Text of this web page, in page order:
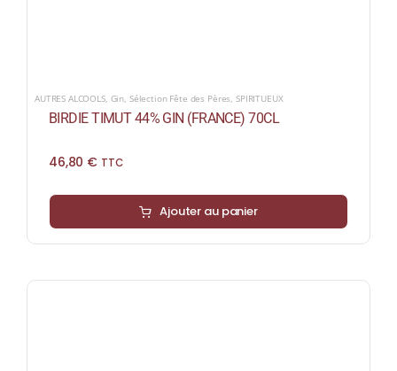
AUTRES ALCOOLS, Gin, Sélection Fête des Pères, SPIRITUEUX
BIRDIE TIMUT 44% GIN (FRANCE) 70CL
46,80 € TTC
Ajouter au panier